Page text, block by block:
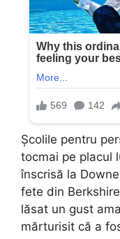
Școlile pentru
tocmai pe placul
înscrisă la
fete din
lăsat un gust
mărturisit că a